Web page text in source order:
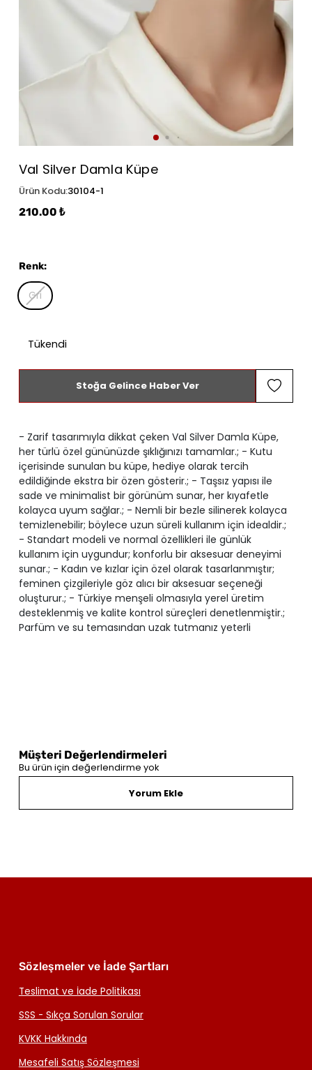
Val Silver Damla Küpe
Ürün Kodu:30104-1
210.00 ₺
- Zarif tasarımıyla dikkat çeken Val Silver Damla Küpe,
her türlü özel gününüzde şıklığınızı tamamlar.; - Kutu
içerisinde sunulan bu küpe, hediye olarak tercih
edildiğinde ekstra bir özen gösterir.; - Taşsız yapısı ile
sade ve minimalist bir görünüm sunar, her kıyafetle
kolayca uyum sağlar.; - Nemli bir bezle silinerek kolayca
temizlenebilir; böylece uzun süreli kullanım için idealdir.;
- Standart modeli ve normal özellikleri ile günlük
kullanım için uygundur; konforlu bir aksesuar deneyimi
sunar.; - Kadın ve kızlar için özel olarak tasarlanmıştır;
feminen çizgileriyle göz alıcı bir aksesuar seçeneği
oluşturur.; - Türkiye menşeli olmasıyla yerel üretim
desteklenmiş ve kalite kontrol süreçleri denetlenmiştir.;
Parfüm ve su temasından uzak tutmanız yeterli
Renk:
Gri
Tükendi
Stoğa Gelince Haber Ver
Müşteri Değerlendirmeleri
Bu ürün için değerlendirme yok
Yorum Ekle
Sözleşmeler ve İade Şartları
Teslimat ve İade Politikası
SSS - Sıkça Sorulan Sorular
KVKK Hakkında
Mesafeli Satış Sözleşmesi